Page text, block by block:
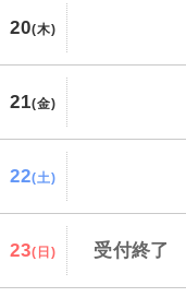
20(木)
21(金)
22(土)
23(日) 受付終了